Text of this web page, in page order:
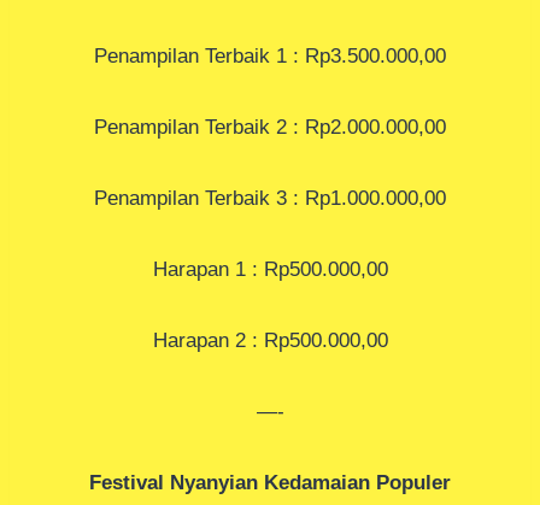
Penampilan Terbaik 1 : Rp3.500.000,00
Penampilan Terbaik 2 : Rp2.000.000,00
Penampilan Terbaik 3 : Rp1.000.000,00
Harapan 1 : Rp500.000,00
Harapan 2 : Rp500.000,00
—-
Festival Nyanyian Kedamaian Populer